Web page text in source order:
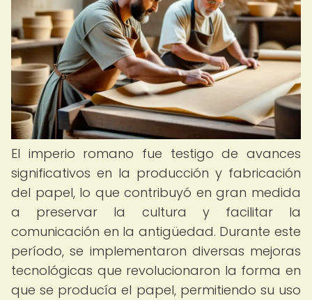
El imperio romano fue testigo de avances
significativos en la producción y fabricación
del papel, lo que contribuyó en gran medida
a preservar la cultura y facilitar la
comunicación en la antigüedad. Durante este
período, se implementaron diversas mejoras
tecnológicas que revolucionaron la forma en
que se producía el papel, permitiendo su uso